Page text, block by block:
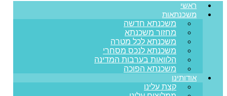
ראשי
משכנתאות
משכנתא חדשה
מחזור משכנתא
משכנתא לכל מטרה
משכנתא לנכס מסחרי
הלוואות בערבות המדינה
משכנתא הפוכה
אודותינו
קצת עלינו